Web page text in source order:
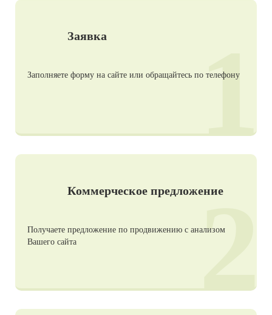
Заявка
Заполняете форму на сайте или обращайтесь по телефону
1
Коммерческое предложение
Получаете предложение по продвижению с анализом
Вашего сайта
2